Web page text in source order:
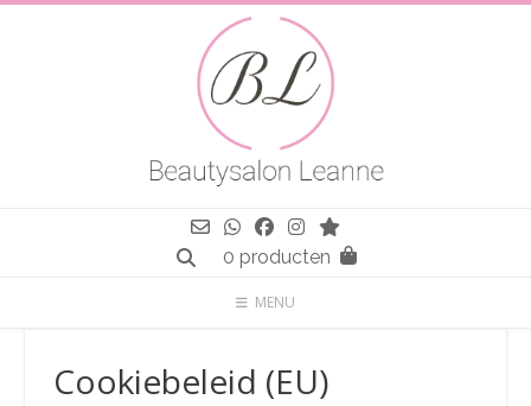
0 producten
MENU
Cookiebeleid (EU)